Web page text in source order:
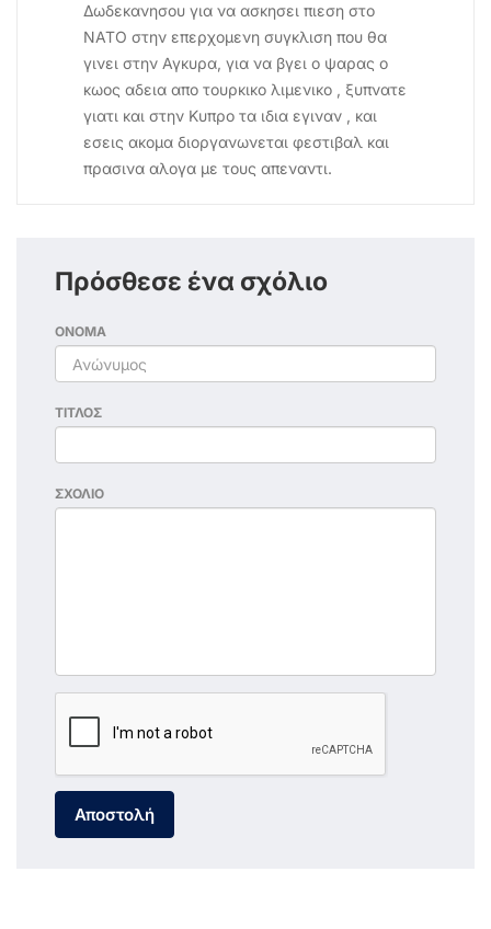
Δωδεκανησου για να ασκησει πιεση στο
ΝΑΤΟ στην επερχομενη συγκλιση που θα
γινει στην Αγκυρα, για να βγει ο ψαρας ο
κωος αδεια απο τουρκικο λιμενικο , ξυπνατε
γιατι και στην Κυπρο τα ιδια εγιναν , και
εσεις ακομα διοργανωνεται φεστιβαλ και
πρασινα αλογα με τους απεναντι.
Πρόσθεσε ένα σχόλιο
ΟΝΟΜΑ
ΤΙΤΛΟΣ
ΣΧΟΛΙΟ
Αποστολή